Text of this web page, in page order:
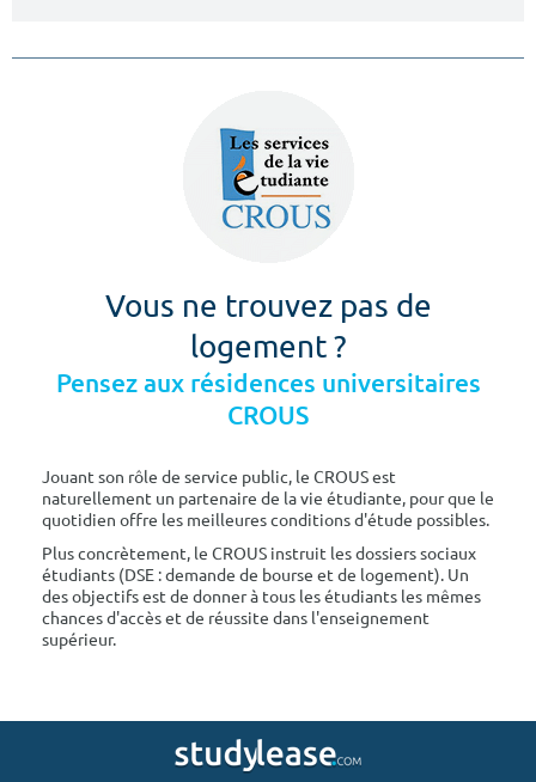
Vous ne trouvez pas de
logement ?
Pensez aux résidences universitaires
CROUS
Jouant son rôle de service public, le CROUS est
naturellement un partenaire de la vie étudiante, pour que le
quotidien offre les meilleures conditions d'étude possibles.
Plus concrètement, le CROUS instruit les dossiers sociaux
étudiants (DSE : demande de bourse et de logement). Un
des objectifs est de donner à tous les étudiants les mêmes
chances d'accès et de réussite dans l'enseignement
supérieur.